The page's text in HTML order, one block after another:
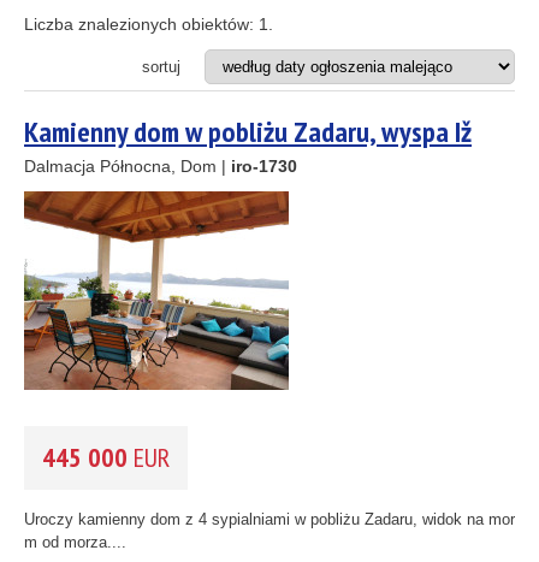
33
10
Apartamentowiec
Działka budowlana
Hotel
Restauracja
ODLEGŁOŚĆ OD MORZA DO(m)
REJON(możesz wybrać więcej opcji)
Istria (3)
Kvarner (8)
Dalmacja Południowa
CENA(wybierz zakres)
Liczba znalezionych obiektów: 1
sortuj
Kamienny dom w pobliżu Zadaru, wyspa Iž
Dalmacja Północna, Dom | iro-1730
445 000 EUR
Uroczy kamienny dom z 4 sypialniami w pobliżu Zadaru, widok na
m od morza....